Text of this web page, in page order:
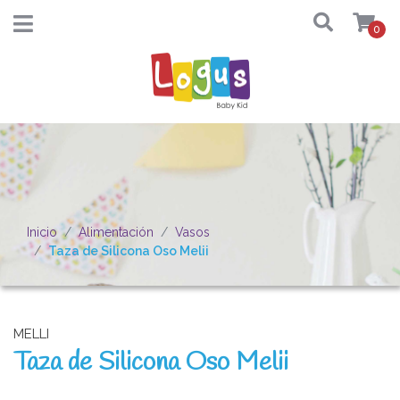
0
Inicio Alimentación
Vasos
Taza de Silicona Oso Melii
MELLI
Taza de Silicona Oso Melii